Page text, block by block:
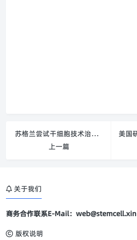
苏格兰尝试干细胞技术治疗角膜盲 全球2000万患者
上一篇
关于我们
商务合作联系E-Mail：web@stemcell.xin
版权说明